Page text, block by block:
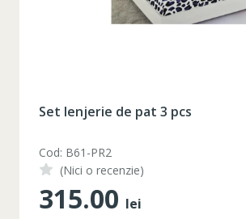
Set lenjerie de pat 3 pcs
Cod: B61-PR2
(Nici o recenzie)
315.00 lei